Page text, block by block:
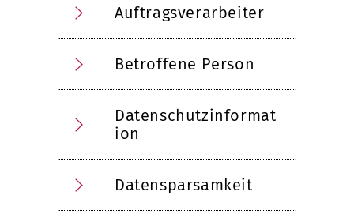
Auftragsverarbeiter
Betroffene Person
Datenschutzinformat
ion
Datensparsamkeit